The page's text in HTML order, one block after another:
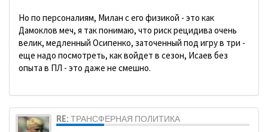
Но по персоналиям, Милан с его физикой - это как
Дамоклов меч, я так понимаю, что риск рецидива очень
велик, медленный Осипенко, заточенный под игру в три -
еще надо посмотреть, как войдет в сезон, Исаев без
опыта в ПЛ - это даже не смешно.
RE: ТРАНСФЕРНАЯ ПОЛИТИКА